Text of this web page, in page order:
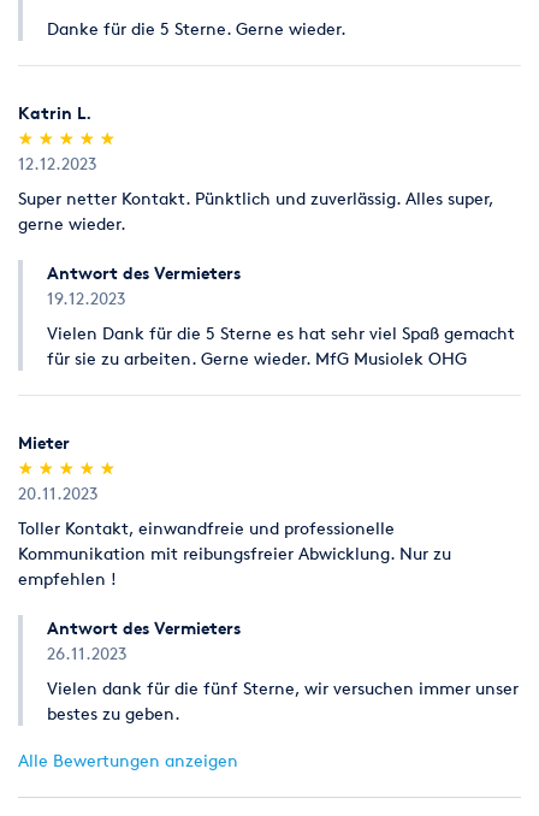
Danke für die 5 Sterne. Gerne wieder.
Katrin L.
(*)
★
★
(*) ★
★
(*) ★
★
(*) ★
★
(*) ★
★
12.12.2023
Super netter Kontakt. Pünktlich und zuverlässig. Alles super,
gerne wieder.
Antwort des Vermieters
19.12.2023
Vielen Dank für die 5 Sterne es hat sehr viel Spaß gemacht
für sie zu arbeiten. Gerne wieder. MfG Musiolek OHG
Mieter
(*)
★
★
(*) ★
★
(*) ★
★
(*) ★
★
(*) ★
★
20.11.2023
Toller Kontakt, einwandfreie und professionelle
Kommunikation mit reibungsfreier Abwicklung. Nur zu
empfehlen !
Antwort des Vermieters
26.11.2023
Vielen dank für die fünf Sterne, wir versuchen immer unser
bestes zu geben.
Alle Bewertungen anzeigen